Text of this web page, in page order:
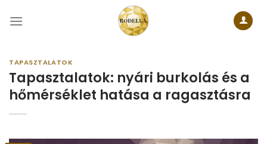
TAPASZTALATOK
Tapasztalatok: nyári burkolás és a
hőmérséklet hatása a ragasztásra